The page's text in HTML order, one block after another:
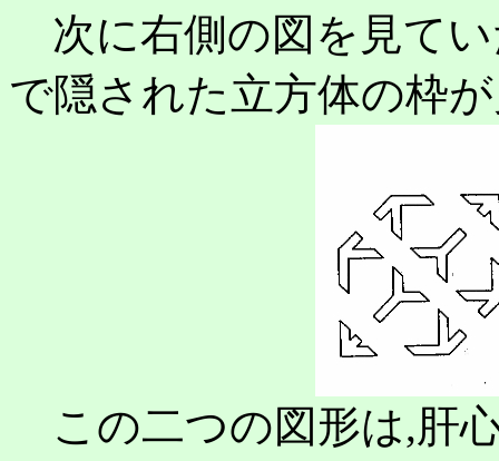
次に右側の図を見て
で隠された立方体の枠
この二つの図形は,肝